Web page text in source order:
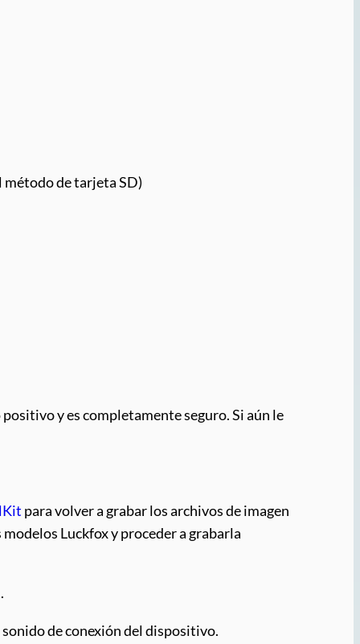
método de tarjeta SD)
y es completamente seguro. Si aún le
para volver a grabar los archivos de imagen
Luckfox y proceder a grabarla
.
de conexión del dispositivo.